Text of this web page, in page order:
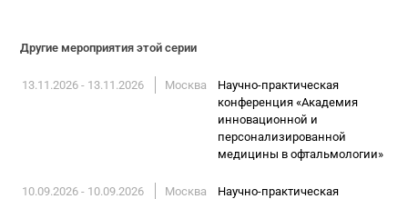
Другие мероприятия этой серии
13.11.2026 - 13.11.2026 Москва
Научно-практическая
конференция «Академия
инновационной и
персонализированной
медицины в офтальмологии»
10.09.2026 - 10.09.2026 Москва
Научно-практическая